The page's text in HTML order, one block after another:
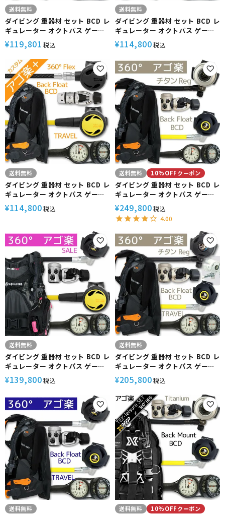
送料無料
ダイビング 重器材 セット BCD レ
ギュレーター オクトパス ゲージ
重器材セット 4点 【HDc-
Hreg2w360F-Hoct2Flx-
Hmfx2】AQUALUNG
HeleIWaho スキューバダイビン
グ OH オーバーホール クーポン
プレゼント アゴ楽 あごらく
¥119,801 税込
送料無料
ダイビング 重器材 セット BCD レ
ギュレーター オクトパス ゲージ
重器材セット 4点 【HDc-
Hreg2wTEK-Hoct2-Hmfx2】
AQUALUNG HeleIWaho スキ
ューバダイビング OH オーバーホ
ール クーポン プレゼント アゴ楽
あごらく
¥114,800税込
送料無料
ダイビング 重器材 セット BCD レ
ギュレーター オクトパス ゲージ
重器材セット 4点 【HDc-
Hreg2w360F-Hoct2-
HeleIWaho スキューバダイビン
グ OH オーバーホール クーポン
プレゼント アゴ楽 あごらく
¥114,800税込
送料無料 10%OFFクーポン
ダイビング 重器材 セット BCD レ
ギュレーター オクトパス ゲージ
重器材セット 4点 【HDc-
rx4100-SS4300-Hmfx2】
AQUALUNG Bism スキューバダ
イビング 重器材セット OH オー
バーホール クーポン プレゼント
アゴ楽 あごらく
¥249,800税込
4.00
送料無料
ダイビング 重器材 セット BCD レ
ギュレーター オクトパス ゲージ
重器材セット 4点 【HDw-
rs4300-Hoct2-Hmfx2】
AQUALUNG Bism スキューバダ
イビング 重器材セット OH オー
バーホール クーポン プレゼント
アゴ楽 あごらく
¥139,800税込
送料無料
ダイビング 重器材 セット BCD レ
ギュレーター オクトパス ゲージ
重器材セット 4点 【HDc-
rx4340-ss2600-Hmfx2】
AQUALUNG Bism スキューバダ
イビング 重器材セット OH オー
バーホール クーポン プレゼント
アゴ楽 あごらく
¥205,800税込
送料無料 送料無料 10%OFFクーポン